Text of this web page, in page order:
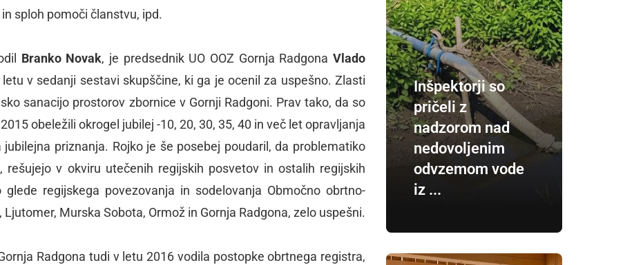
sploh pomoči članstvu, ipd.
Branko Novak, je predsednik UO OOZ Gornja Radgona Vlado
v sedanji sestavi skupščine, ki ga je ocenil za uspešno. Zlasti
sanacijo prostorov zbornice v Gornji Radgoni. Prav tako, da so
obeležili okrogel jubilej -10, 20, 30, 35, 40 in več let opravljanja
jubilejna priznanja. Rojko je še posebej poudaril, da problematiko
rešujejo v okviru utečenih regijskih posvetov in ostalih regijskih
regijskega povezovanja in sodelovanja Območno obrtno-
Ljutomer, Murska Sobota, Ormož in Gornja Radgona, zelo uspešni.
Radgona tudi v letu 2016 vodila postopke obrtnega registra,
Inšpektorji so
pričeli z
nadzorom nad
nedovoljenim
odvzemom vode
iz ...